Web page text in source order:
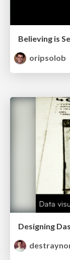
Believing is
oripsolob